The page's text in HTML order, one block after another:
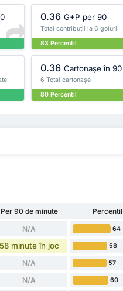
0.36 G+P per 90
Total contribuții la 6 goluri
83 Percentil
0.36 Cartonașe în 90
6 Total cartonașe
80 Percentil
Per 90 de minute
Percentil
N/A 64
58 minute în joc 58
N/A 57
N/A 60